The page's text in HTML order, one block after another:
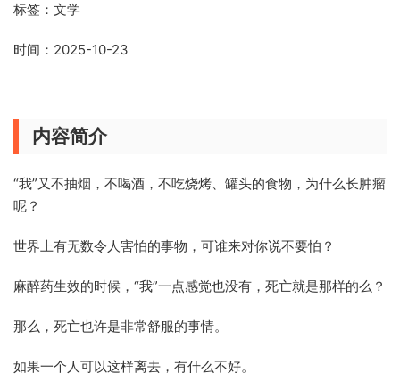
标签：文学
时间：2025-10-23
内容简介
“我”又不抽烟，不喝酒，不吃烧烤、罐头的食物，为什么长肿瘤
呢？
世界上有无数令人害怕的事物，可谁来对你说不要怕？
麻醉药生效的时候，“我”一点感觉也没有，死亡就是那样的么？
那么，死亡也许是非常舒服的事情。
如果一个人可以这样离去，有什么不好。